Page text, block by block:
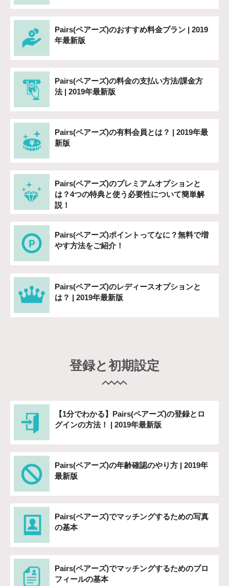
Pairs(ペアーズ)のおすすめ料金プラン | 2019
年最新版
Pairs(ペアーズ)の料金の支払い方法/課金方
法 | 2019年最新版
Pairs(ペアーズ)の有料会員とは？ | 2019年最
新版
Pairs(ペアーズ)のプレミアムオプションと
は？4つの特典と使う必要性について簡単解
説！
Pairs(ペアーズ)ポイントってなに？無料で増
やす方法をご紹介！
Pairs(ペアーズ)のレディースオプションと
は？ | 2019年最新版
登録と初期設定
【1分でわかる】Pairs(ペアーズ)の登録とロ
グインの方法！ | 2019年最新版
Pairs(ペアーズ)の年齢確認のやり方 | 2019年
最新版
Pairs(ペアーズ)でマッチングするための写真
の基本
Pairs(ペアーズ)でマッチングするためのプロ
フィールの基本